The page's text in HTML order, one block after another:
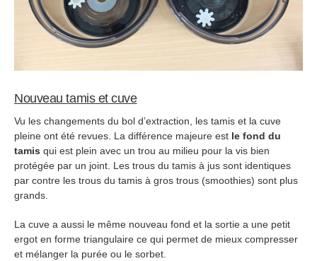
Nouveau tamis et cuve
Vu les changements du bol d’extraction, les tamis et la cuve
pleine ont été revues. La différence majeure est le fond du
tamis qui est plein avec un trou au milieu pour la vis bien
protégée par un joint. Les trous du tamis à jus sont identiques
par contre les trous du tamis à gros trous (smoothies) sont plus
grands.
La cuve a aussi le même nouveau fond et la sortie a une petit
ergot en forme triangulaire ce qui permet de mieux compresser
et mélanger la purée ou le sorbet.